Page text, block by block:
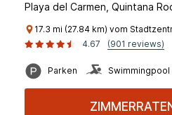
Playa del Carmen, Quintana
17.3 mi (27.84 km) vom
4.67
(901 reviews)
Parken Swimmingpool